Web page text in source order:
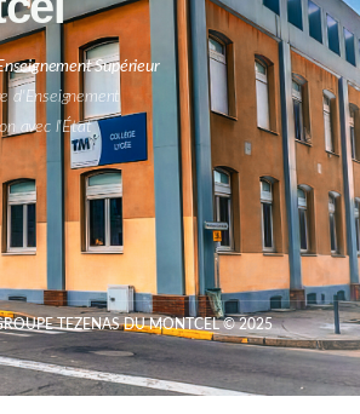
Supérieur
d'Enseignement
avec l'État
TEZENAS DU MONTCEL © 2025